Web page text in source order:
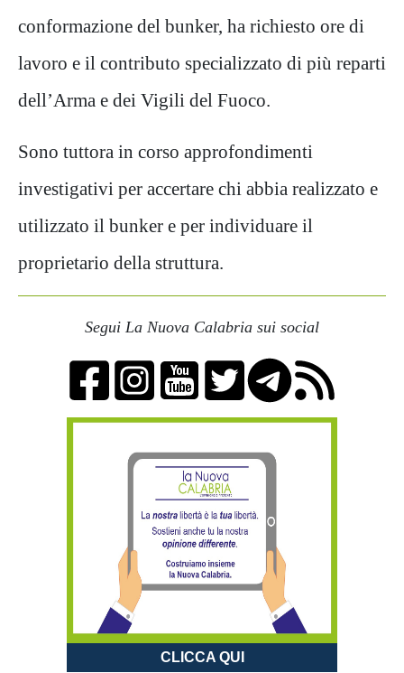
conformazione del bunker, ha richiesto ore di
lavoro e il contributo specializzato di più reparti
dell’Arma e dei Vigili del Fuoco.
Sono tuttora in corso approfondimenti
investigativi per accertare chi abbia realizzato e
utilizzato il bunker e per individuare il
proprietario della struttura.
Segui La Nuova Calabria sui social
CLICCA QUI